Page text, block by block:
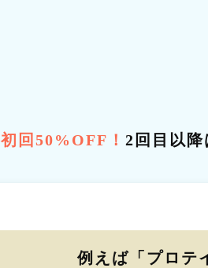
初回50%OFF！ 2回目以降
例えば「プロテ